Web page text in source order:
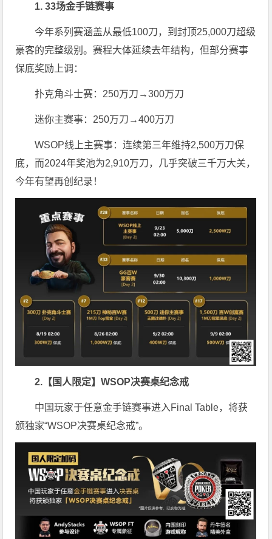
1. 33场金手链赛事
今年系列赛涵盖从最低100刀，到封顶25,000刀超级
豪客的完整级别。赛程大体延续去年结构，但部分赛事
保底奖励上调：
扑克角斗士赛：250万刀→300万刀
迷你主赛事：250万刀→400万刀
WSOP线上主赛事：连续第三年维持2,500万刀保
底，而2024年奖池为2,910万刀，几乎突破三千万大关，
今年有望再创纪录！
2.【国人限定】WSOP决赛桌纪念戒
中国玩家于任意金手链赛事进入Final Table，将获
颁独家“WSOP决赛桌纪念戒”。